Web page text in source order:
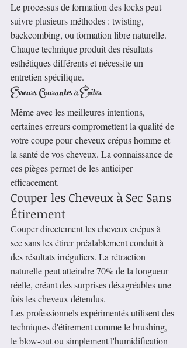
Le processus de formation des locks peut
suivre plusieurs méthodes : twisting,
backcombing, ou formation libre naturelle.
Chaque technique produit des résultats
esthétiques différents et nécessite un
entretien spécifique.
Erreurs Courantes à Éviter
Même avec les meilleures intentions,
certaines erreurs compromettent la qualité de
votre coupe pour cheveux crépus homme et
la santé de vos cheveux. La connaissance de
ces pièges permet de les anticiper
efficacement.
Couper les Cheveux à Sec Sans
Étirement
Couper directement les cheveux crépus à
sec sans les étirer préalablement conduit à
des résultats irréguliers. La rétraction
naturelle peut atteindre 70% de la longueur
réelle, créant des surprises désagréables une
fois les cheveux détendus.
Les professionnels expérimentés utilisent des
techniques d'étirement comme le brushing,
le blow-out ou simplement l'humidification